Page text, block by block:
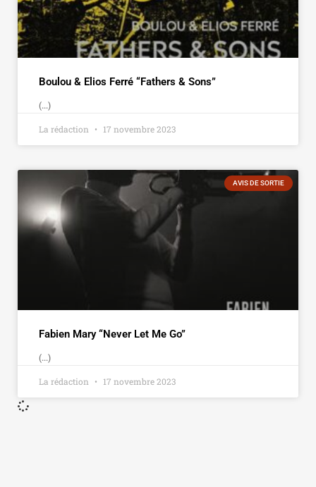
Boulou & Elios Ferré “Fathers & Sons”
(...)
La rédaction 17 novembre 2023
AVIS DE SORTIE
Fabien Mary “Never Let Me Go”
(...)
La rédaction 17 novembre 2023